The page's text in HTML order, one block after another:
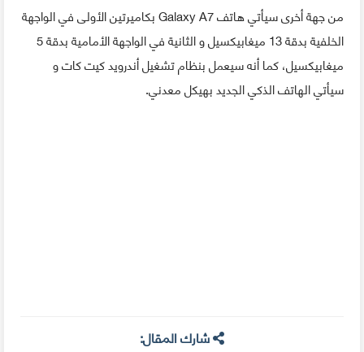
من جهة أخرى سيأتي هاتف Galaxy A7 بكاميرتين الأولى في الواجهة
الخلفية بدقة 13 ميغابيكسيل و الثانية في الواجهة الأمامية بدقة 5
ميغابيكسيل، كما أنه سيعمل بنظام تشغيل أندرويد كيت كات و
سيأتي الهاتف الذكي الجديد بهيكل معدني.
شارك المقال: